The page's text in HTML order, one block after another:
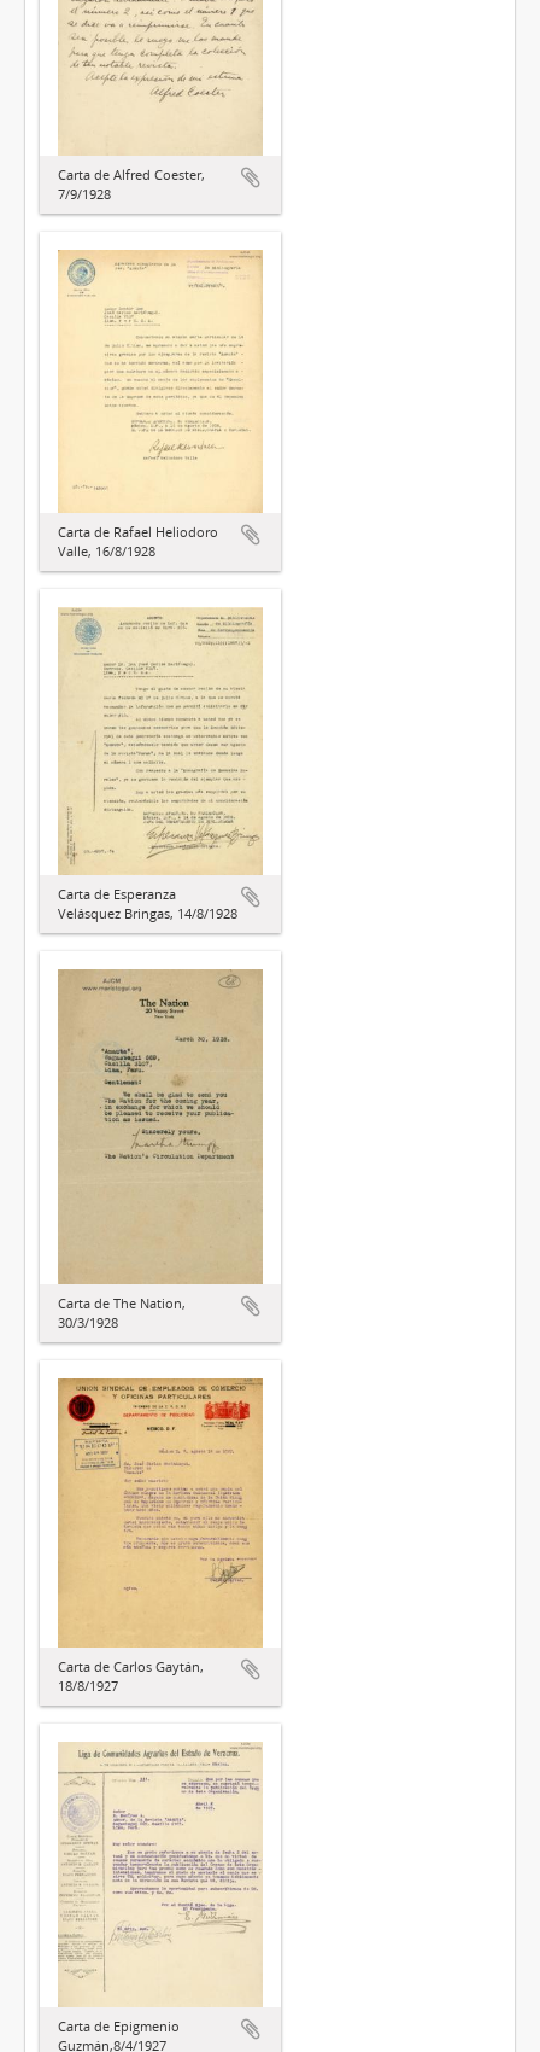
Carta de Alfred Coester,
7/9/1928
Carta de Rafael Heliodoro
Valle, 16/8/1928
Carta de Esperanza
Velásquez Bringas, 14/8/1928
Carta de The Nation,
30/3/1928
Carta de Carlos Gaytán,
18/8/1927
Carta de Epigmenio
Guzmán,8/4/1927